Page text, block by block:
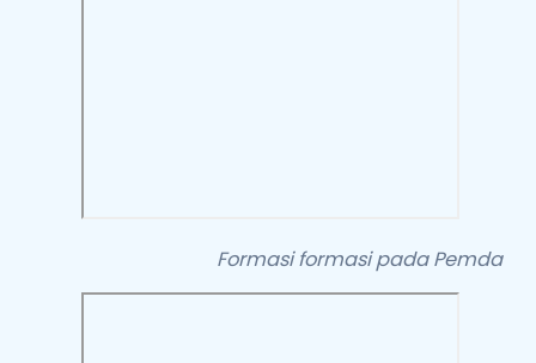
Formasi formasi pada Pemda